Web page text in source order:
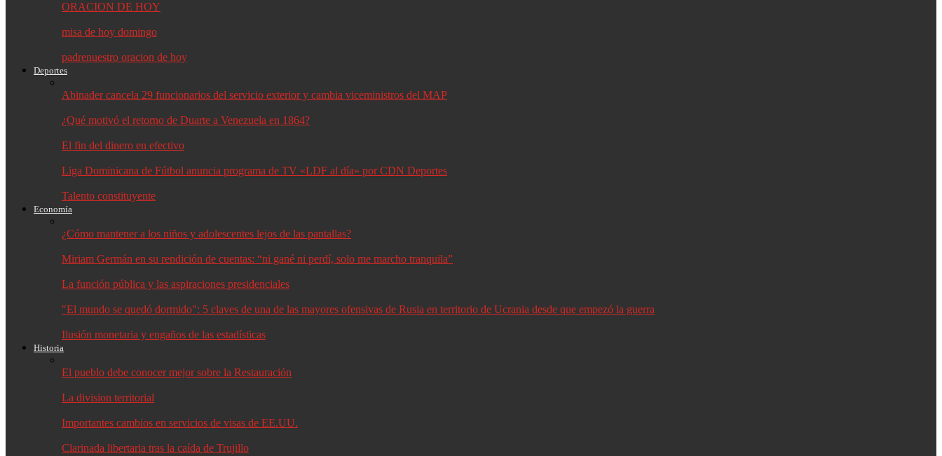
ORACION DE HOY
misa de hoy domingo
padrenuestro oracion de hoy
Deportes
Abinader cancela 29 funcionarios del servicio exterior y cambia viceministros del MAP
¿Qué motivó el retorno de Duarte a Venezuela en 1864?
El fin del dinero en efectivo
Liga Dominicana de Fútbol anuncia programa de TV «LDF al día» por CDN Deportes
Talento constituyente
Economía
¿Cómo mantener a los niños y adolescentes lejos de las pantallas?
Miriam Germán en su rendición de cuentas: “ni gané ni perdí, solo me marcho tranquila”
La función pública y las aspiraciones presidenciales
"El mundo se quedó dormido": 5 claves de una de las mayores ofensivas de Rusia en territorio de Ucrania desde que empezó la guerra
Ilusión monetaria y engaños de las estadísticas
Historia
El pueblo debe conocer mejor sobre la Restauración
La division territorial
Importantes cambios en servicios de visas de EE.UU.
Clarinada libertaria tras la caída de Trujillo